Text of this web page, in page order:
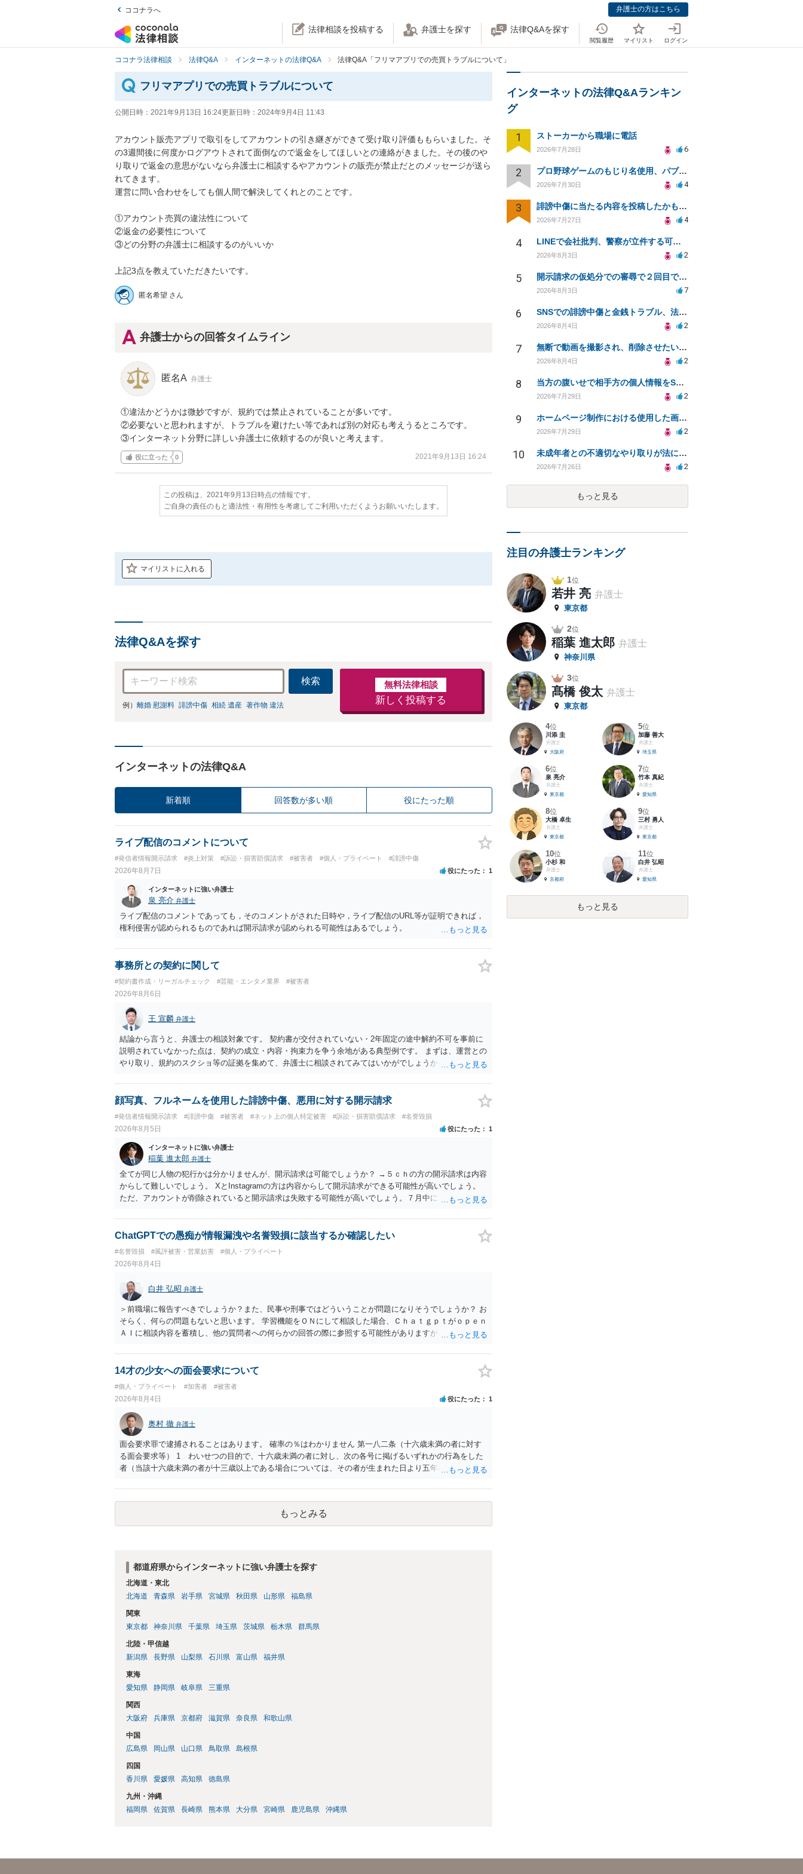
ココナラへ 弁護士の方はこちら
法律相談を投稿する 弁護士を探す 法律Q&Aを探す
閲覧履歴 マイリスト ログイン
ココナラ法律相談 法律Q&A インターネットの法律Q&A 法律Q&A「フリマアプリでの売買トラブルについて」
フリマアプリでの売買トラブルについて
公開日時： 2021年9月13日 16:24更新日時： 2024年9月4日 11:43
アカウント販売アプリで取引をしてアカウントの引き継ぎができて受け取り評価ももらいました。そ
の3週間後に何度かログアウトされて面倒なので返金をしてほしいとの連絡がきました。その後のや
り取りで返金の意思がないなら弁護士に相談するやアカウントの販売が禁止だとのメッセージが送ら
れてきます。
運営に問い合わせをしても個人間で解決してくれとのことです。
①アカウント売買の違法性について
②返金の必要性について
③どの分野の弁護士に相談するのがいいか
上記3点を教えていただきたいです。
匿名希望 さん
弁護士からの回答タイムライン
匿名A 弁護士
①違法かどうかは微妙ですが、規約では禁止されていることが多いです。
②必要ないと思われますが、トラブルを避けたい等であれば別の対応も考えうるところです。
③インターネット分野に詳しい弁護士に依頼するのが良いと考えます。
役に立った 0 2021年9月13日 16:24
この投稿は、2021年9月13日時点の情報です。
ご自身の責任のもと適法性・有用性を考慮してご利用いただくようお願いいたします。
マイリストに入れる
法律Q&Aを探す
検索
例） 離婚 慰謝料 誹謗中傷 相続 遺産 著作物 違法
無料法律相談
新しく投稿する
インターネットの法律Q&A
新着順 回答数が多い順 役にたった順
ライブ配信のコメントについて
#発信者情報開示請求 #炎上対策 #訴訟・損害賠償請求 #被害者 #個人・プライベート #誹謗中傷
2026年8月7日 役にたった 1
インターネットに強い弁護士
泉 亮介 弁護士
ライブ配信のコメントであっても，そのコメントがされた日時や，ライブ配信のURL等が証明できれば，
権利侵害が認められるものであれば開示請求が認められる可能性はあるでしょう。
事務所との契約に関して
#契約書作成・リーガルチェック #芸能・エンタメ業界 #被害者
2026年8月6日
王 宣麟 弁護士
結論から言うと、弁護士の相談対象です。 契約書が交付されていない・2年固定の途中解約不可を事前に
説明されていなかった点は、契約の成立・内容・拘束力を争う余地がある典型例です。 まずは、運営との
やり取り、規約のスクショ等の証拠を集めて、弁護士に相談されてみてはいかがでしょうか。 また同時並
顔写真、フルネームを使用した誹謗中傷、悪用に対する開示請求
#発信者情報開示請求 #誹謗中傷 #被害者 #ネット上の個人特定被害 #訴訟・損害賠償請求 #名誉毀損
2026年8月5日 役にたった 1
インターネットに強い弁護士
稲葉 進太郎 弁護士
全てが同じ人物の犯行かは分かりませんが、開示請求は可能でしょうか？ →５ｃｈの方の開示請求は内容
からして難しいでしょう。 XとInstagramの方は内容からして開示請求ができる可能性が高いでしょう。
ただ、アカウントが削除されていると開示請求は失敗する可能性が高いでしょう。７月中にアカウントが
相手に全ての弁護士費用を負担させることは可能でしょうか？ →訴訟外の交渉で相手方が認めれば負担さ
せることができるでしょう。訴訟で判決となった場合は、実際の弁護士費用が認められる場合と認められ
ChatGPTでの愚痴が情報漏洩や名誉毀損に該当するか確認したい
#名誉毀損 #風評被害・営業妨害 #個人・プライベート
2026年8月4日
白井 弘昭 弁護士
＞前職場に報告すべきでしょうか？また、民事や刑事ではどういうことが問題になりそうでしょうか？ お
そらく、何らの問題もないと思います。 学習機能をＯＮにして相談した場合、Ｃｈａｔｇｐｔがｏｐｅｎ
ＡＩに相談内容を蓄積し、他の質問者への何らかの回答の際に参照する可能性がありますが、個人名や会
ので、その情報自体が、秘密情報に当たるとは思えませんし、名誉棄損として、個人や会社に対する誹謗
中傷の不特定多数への公開に当たるとも思われません。 もちろん、誰がその内容をｃｈａｔｇｐｔに入力
して書き込んだとしても）、相談者さんが刑事民事の責任に問われることはないでしょう。 私見ながらご
参考まで。
14才の少女への面会要求について
#個人・プライベート #加害者 #被害者
2026年8月4日 役にたった 1
奥村 徹 弁護士
面会要求罪で逮捕されることはあります。 確率の％はわかりません 第一八二条（十六歳未満の者に対す
る面会要求等） 1 わいせつの目的で、十六歳未満の者に対し、次の各号に掲げるいずれかの行為をした
者（当該十六歳未満の者が十三歳以上である場合については、その者が生まれた日より五年以上前の日に
又は誘惑して面会を要求すること。 二 拒まれたにもかかわらず、反復して面会を要求すること。 三
金銭その他の利益を供与し、又はその申込み若しくは約束をして面会を要求すること。 2前項の罪を犯
し、よってわいせつの目的で当該十六歳未満の者と面会をした者は、二年以下の拘禁刑又は百万円以下の
罰金に処する。
もっとみる
都道府県からインターネットに強い弁護士を探す
北海道・東北
北海道
青森県 岩手県 宮城県 秋田県 山形県 福島県
関東
東京都
神奈川県 千葉県 埼玉県 茨城県 栃木県 群馬県
北陸・甲信越
新潟県
長野県 山梨県 石川県 富山県 福井県
東海
愛知県
静岡県 岐阜県 三重県
関西
大阪府
兵庫県 京都府 滋賀県 奈良県 和歌山県
中国
広島県
岡山県 山口県 鳥取県 島根県
四国
香川県
愛媛県 高知県 徳島県
九州・沖縄
福岡県
佐賀県 長崎県 熊本県 大分県 宮崎県 鹿児島県 沖縄県
インターネットの法律Q&Aランキン
グ
1 ストーカーから職場に電話
2026年7月28日 6
2 プロ野球ゲームのもじり名使用、パブリシティ権の影響は？
2026年7月30日 4
3 誹謗中傷に当たる内容を投稿したかもしれない。開示請求や民事刑事裁判に発展しうるのか教えて欲しい。
2026年7月27日 4
4 LINEで会社批判、警察が立件する可能性は？
2026年8月3日 2
5 開示請求の仮処分での審尋で２回目で終わらない場合どうしたらいいですか
2026年8月3日 7
6 SNSでの誹謗中傷と金銭トラブル、法的対応の相談
2026年8月4日 2
7 無断で動画を撮影され、削除させたいが連絡が返ってこない。
2026年8月4日 2
8 当方の腹いせで相手方の個人情報をSNSで晒してしまい名誉毀損させてしまったかもしれない
2026年7月29日 2
9 ホームページ制作における使用した画像や文章の著作権について
2026年7月29日 2
10 未成年者との不適切なやり取りが法に触れる可能性と対処法
2026年7月26日 2
もっと見る
注目の弁護士ランキング
1位
若井 亮 弁護士
東京都
2位
稲葉 進太郎 弁護士
神奈川県
3位
髙橋 俊太 弁護士
東京都
4位
川添 圭
弁護士
大阪府
5位
加藤 善大
弁護士
埼玉県
6位
泉 亮介
弁護士
東京都
7位
竹本 真紀
弁護士
愛知県
8位
大橋 卓生
弁護士
東京都
9位
三村 勇人
弁護士
東京都
10位
小杉 和
弁護士
京都府
11位
白井 弘昭
弁護士
愛知県
もっと見る